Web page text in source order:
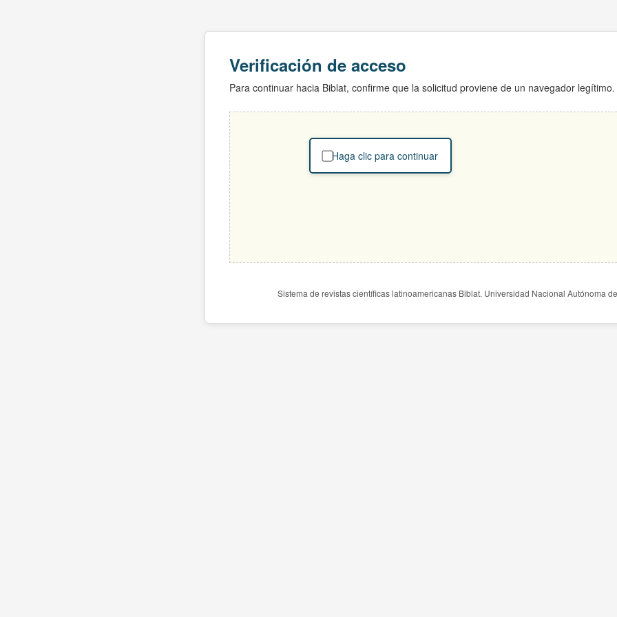
Verificación de acceso
Para continuar hacia Biblat, confirme que la solicitud proviene de un navegador legítimo.
Haga clic para continuar
Sistema de revistas científicas latinoamericanas Biblat. Universidad Nacional Autónoma